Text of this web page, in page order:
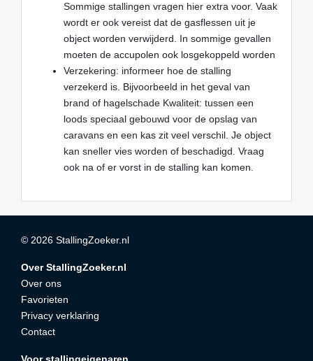
Sommige stallingen vragen hier extra voor. Vaak
wordt er ook vereist dat de gasflessen uit je
object worden verwijderd. In sommige gevallen
moeten de accupolen ook losgekoppeld worden
Verzekering: informeer hoe de stalling
verzekerd is. Bijvoorbeeld in het geval van
brand of hagelschade Kwaliteit: tussen een
loods speciaal gebouwd voor de opslag van
caravans en een kas zit veel verschil. Je object
kan sneller vies worden of beschadigd. Vraag
ook na of er vorst in de stalling kan komen.
© 2026 StallingZoeker.nl
Over StallingZoeker.nl
Over ons
Favorieten
Privacy verklaring
Contact